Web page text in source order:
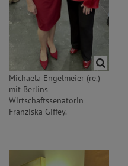
Michaela Engelmeier (re.)
mit Berlins
Wirtschaftssenatorin
Franziska Giffey.